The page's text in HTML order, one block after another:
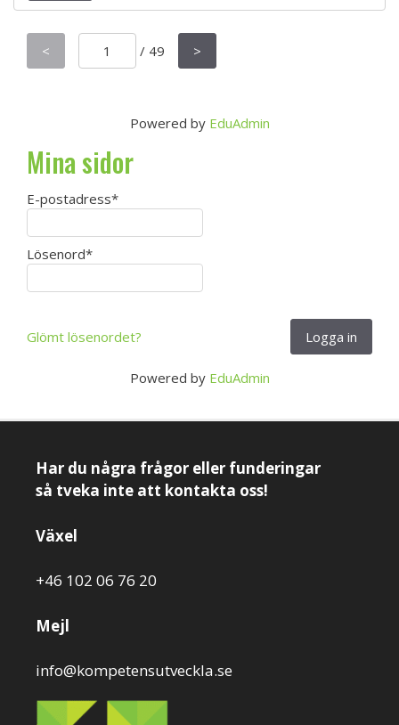
< / 49 >
Powered by EduAdmin
Mina sidor
E-postadress*
Lösenord*
Glömt lösenordet? Logga in
Powered by EduAdmin
Har du några frågor eller funderingar
så tveka inte att kontakta oss!
Växel
+46 102 06 76 20
Mejl
info@kompetensutveckla.se